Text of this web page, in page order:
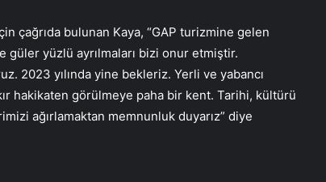
çağrıda bulunan Kaya, “GAP turizmine gelen
güler yüzlü ayrılmaları bizi onur etmiştir.
2023 yılında yine bekleriz. Yerli ve yabancı
hakikaten görülmeye paha bir kent. Tarihi, kültürü
ağırlamaktan memnunluk duyarız” diye